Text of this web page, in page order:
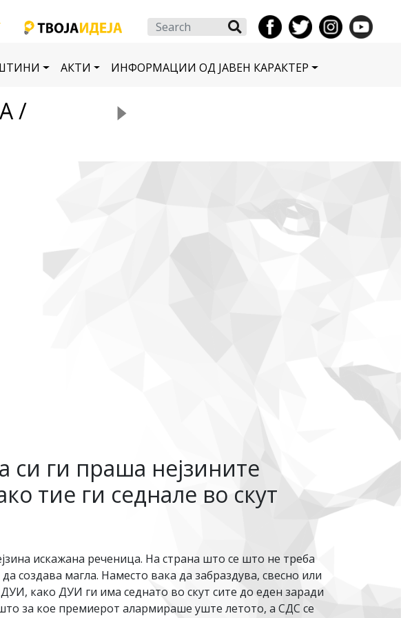
Search
АКТИ ИНФОРМАЦИИ ОД ЈАВЕН КАРАКТЕР
/
си ги праша нејзините
тие ги седнале во скут
искажана реченица. На страна што се што не треба
создава магла. Наместо вака да забраздува, свесно или
како ДУИ ги има седнато во скут сите до еден заради
за кое премиерот алармираше уште летото, а СДС се